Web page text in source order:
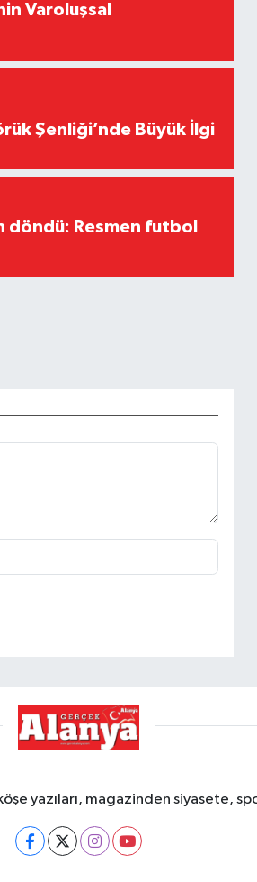
Varoluşsal
Şenliği’nde Büyük İlgi
döndü: Resmen futbol
yazıları, magazinden siyasete,